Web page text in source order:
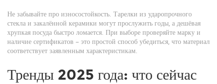
Не забывайте про износостойкость. Тарелки из ударопрочного
стекла и закалённой керамики могут прослужить годы, а дешёвая
хрупкая посуда быстро ломается. При выборе проверяйте марку и
наличие сертификатов – это простой способ убедиться, что материал
соответствует заявленным характеристикам.
Тренды 2025 года: что сейчас